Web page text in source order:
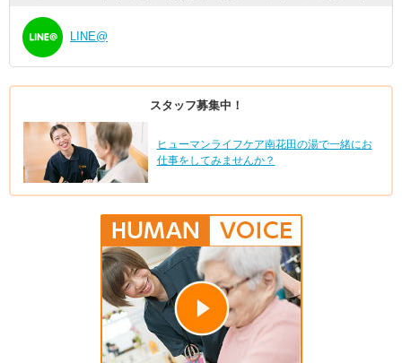
LINE@
スタッフ募集中！
ヒューマンライフケア南花田の湯で一緒にお
仕事をしてみませんか？